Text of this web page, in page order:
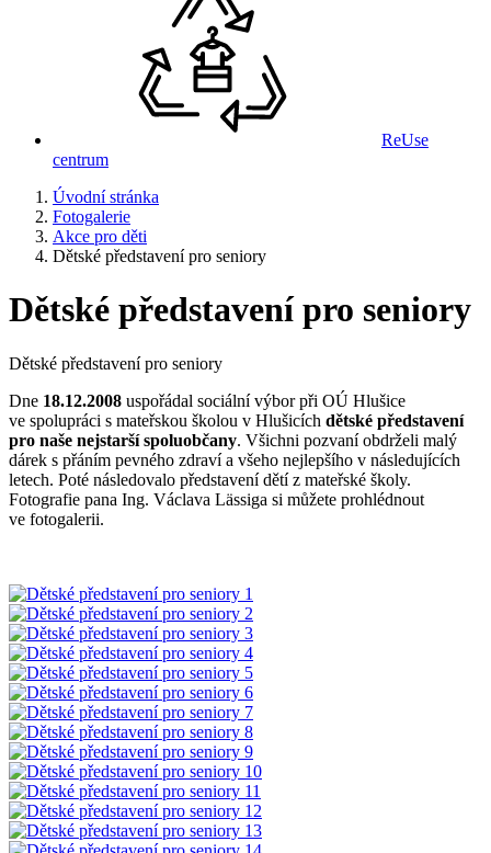
ReUse
centrum
Úvodní stránka
Fotogalerie
Akce pro děti
Dětské představení pro seniory
Dětské představení pro seniory
Dětské představení pro seniory
Dne 18.12.2008 uspořádal sociální výbor při OÚ Hlušice
ve spolupráci s mateřskou školou v Hlušicích dětské představení
pro naše nejstarší spoluobčany. Všichni pozvaní obdrželi malý
dárek s přáním pevného zdraví a všeho nejlepšího v následujících
letech. Poté následovalo představení dětí z mateřské školy.
Fotografie pana Ing. Václava Lässiga si můžete prohlédnout
ve fotogalerii.